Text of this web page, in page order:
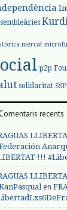
mercat
p2p
solidaritat
Comentaris recents
!!!
en